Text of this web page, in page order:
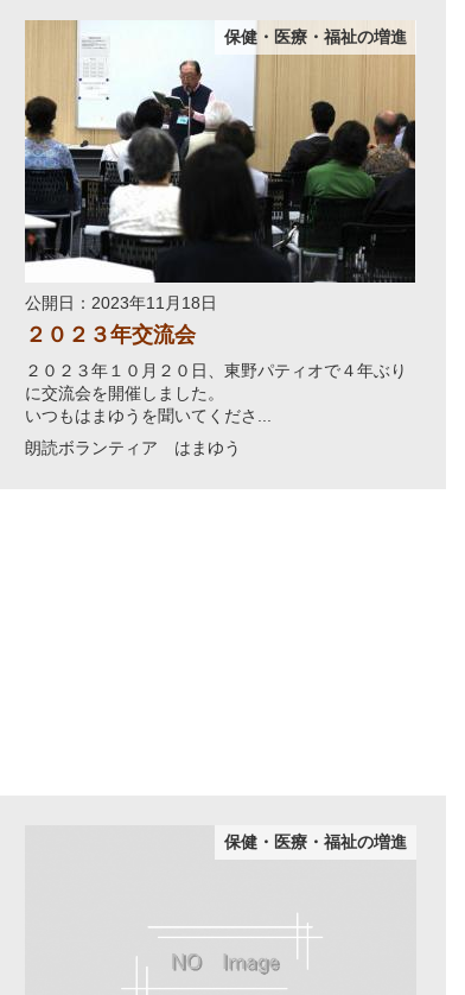
保健・医療・福祉の増進
公開日：2023年11月18日
２０２３年交流会
２０２３年１０月２０日、東野パティオで４年ぶり
に交流会を開催しました。
いつもはまゆうを聞いてくださ...
朗読ボランティア はまゆう
保健・医療・福祉の増進